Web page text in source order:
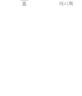
홈 캐시톡